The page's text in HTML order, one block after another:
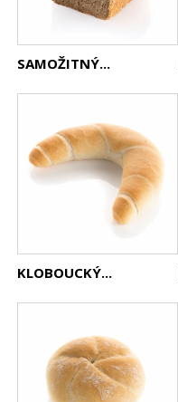
SAMOŽITNÝ...
KLOBOUCKÝ...